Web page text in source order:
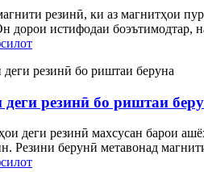
резинӣ, ки аз магнитҳои
дорои истифодаи боэътимодтар,
резинӣ бо риштаи
деги резинӣ махсусан барои
Резини берунӣ метавонад